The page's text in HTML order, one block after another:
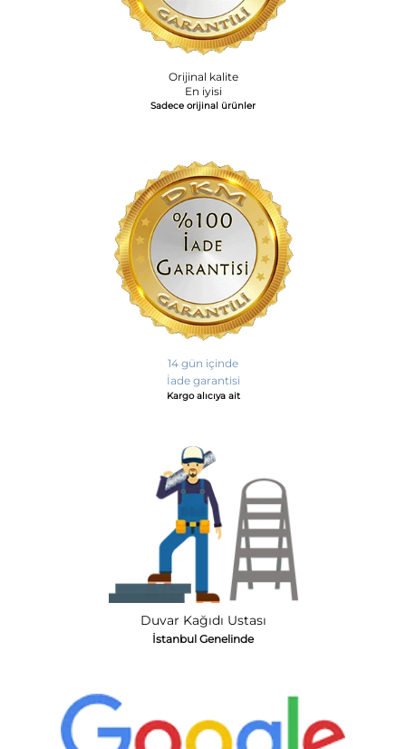
Orijinal kalite
En iyisi
Sadece orijinal ürünler
14 gün içinde
İade garantisi
Kargo alıcıya ait
Duvar Kağıdı Ustası
İstanbul Genelinde